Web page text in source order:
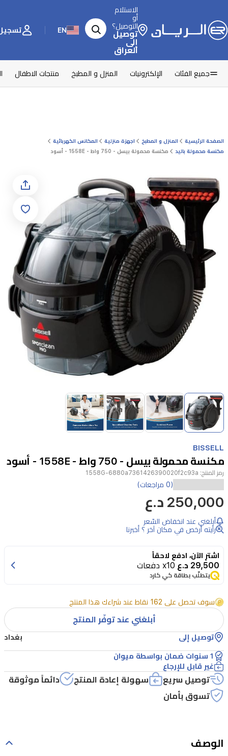
الاستلام
أو
التوصيل؟
توصيل
إلى
العراق
EN تسجيل
جميع الفئات الإلكترونيات المنزل و المطبخ منتجات الاطفال
الصفحة الرئيسية المنزل و المطبخ اجهزة منزلية
المكانس الكهربائية
مكنسة محمولة باليد
مكنسة محمولة بيسل - 750 واط - 1558E - أسود
Item
1
of
4
4
BISSELL
مكنسة محمولة بيسل - 750 واط - 1558E - أسود
رمز المنتج: 1558G-6880a7361426390020f2c93a
1558E
SpotClean
Pro
هو
سجاد
محمول
كهربائية
مصممة
لإزالة
البقع
والسوائل
بسرعة.
يتميز
وخزانين
(0 مراجعات)
250,000 د.ع
أبلغني عند انخفاض السّعر
رأيته أرخص في مكان آخر ؟ أخبرنا
اشترِ الآن، ادفع لاحقاً
29,500 د.ع x10 دفعات
يتطلّب بطاقة كي كارد
سوف تحصل على 162 نقاط عند شراءك هذا المنتج
أبلغني عند توفّر المنتج
توصيل إلى بغداد
1 سنوات ضمان بواسطة میوان
غير قابل للإرجاع
توصيل سريع سهولة إعادة المنتج
دائماً موثوقة
تسوق بأمان
الوصف